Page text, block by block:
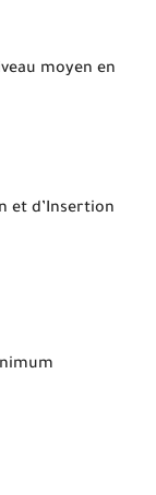
moyen en
et d’Insertion